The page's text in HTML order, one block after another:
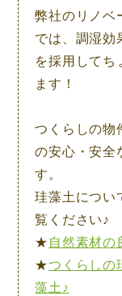
弊社のリノベ
では、 調湿効
を採用してち
ます！
つくらしの物
の安心・安全
す。
珪藻土につい
覧ください♪
★ 自然素材
★つくらしの
藻土♪